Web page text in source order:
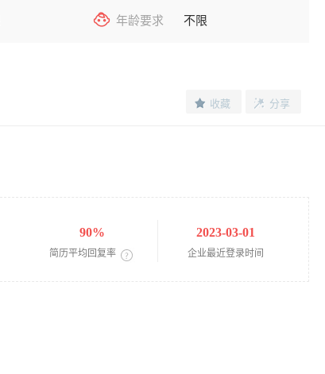
年龄要求 不限
收藏 分享
90%
简历平均回复率
2023-03-01
企业最近登录时间